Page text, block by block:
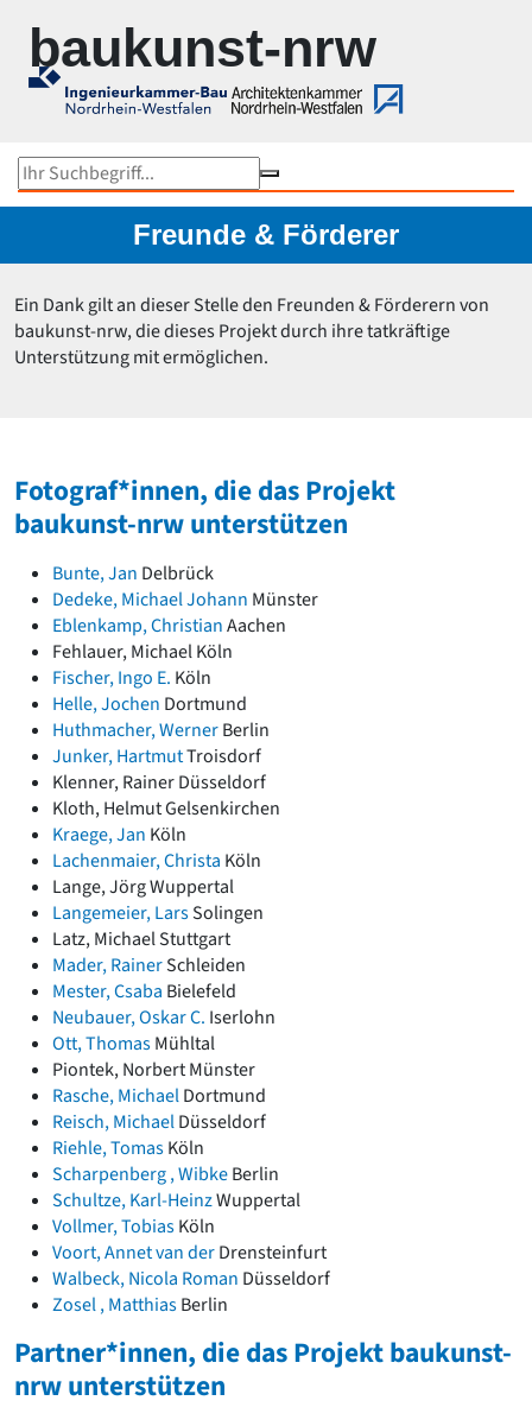
baukunst-nrw
Objektsuche
Im Fokus
Gesamtübersicht...
Kunst und Bau NRW
Rheinbrücken in NRW
Werner Ruhnau
Schulbaupreis NRW 2023
Peter Zumthor
David Chipperfield
Harald Deilmann
Gottfried Böhm
Schneider von Esleben
Peter Behrens
Auszeichnung vorbildlicher Bauten NRW 2020
Big Beautiful Buildings (Großbauten der Nachkriegszeit)
Epochen
Gesamtübersicht...
Gegenwart
Postmoderne
1950er-70er Jahre
Moderne
Reformarchitektur
Jugendstil
Historismus
Klassizismus
Barock
Renaissance
Gotik
Romanik
Vorromanik
Römische Antike
Über uns
Über baukunst-nrw
Fachbeirat
Freunde & Förderer
Kontakt
Impressum
Datenschutz
Suchbegriff eingeben
Freunde & Förderer
Ein Dank gilt an dieser Stelle den Freunden & Förderern von
baukunst-nrw, die dieses Projekt durch ihre tatkräftige
Unterstützung mit ermöglichen.
Fotograf*innen, die das Projekt
baukunst-nrw unterstützen
Bunte, Jan Delbrück
Dedeke, Michael Johann Münster
Eblenkamp, ChristianAachen
Fehlauer, MichaelKöln
Fischer, Ingo E. Köln
Helle, Jochen Dortmund
Huthmacher, WernerBerlin
Junker, HartmutTroisdorf
Klenner, RainerDüsseldorf
Kloth, HelmutGelsenkirchen
Kraege, Jan Köln
Lachenmaier, Christa Köln
Lange, JörgWuppertal
Langemeier, LarsSolingen
Latz, MichaelStuttgart
Mader, RainerSchleiden
Mester, Csaba Bielefeld
Neubauer, Oskar C. Iserlohn
Ott, ThomasMühltal
Piontek, NorbertMünster
Rasche, MichaelDortmund
Reisch, MichaelDüsseldorf
Riehle, TomasKöln
Scharpenberg , WibkeBerlin
Schultze, Karl-HeinzWuppertal
Vollmer, TobiasKöln
Voort, Annet van derDrensteinfurt
Walbeck, Nicola Roman Düsseldorf
Zosel , MatthiasBerlin
Partner*innen, die das Projekt baukunst-
nrw unterstützen